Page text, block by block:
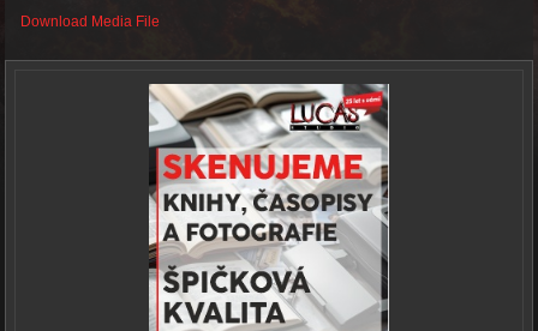
Download Media File